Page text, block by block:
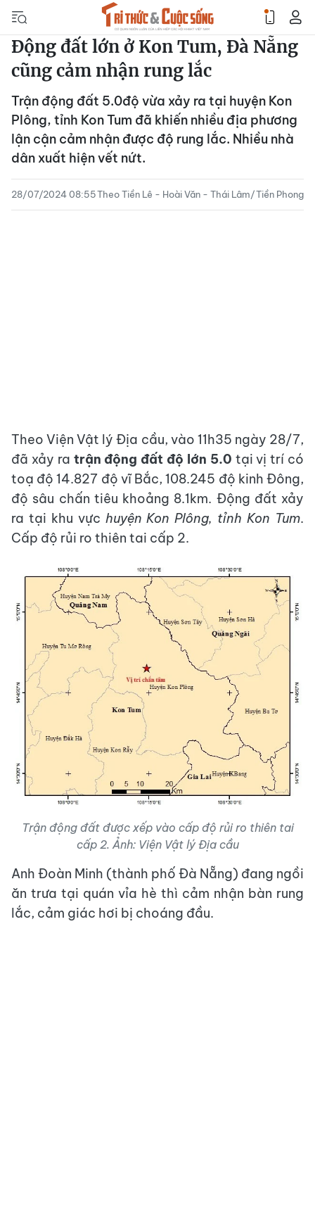
Động đất lớn ở Kon Tum, Đà Nẵng
cũng cảm nhận rung lắc
Trận động đất 5.0độ vừa xảy ra tại huyện Kon
Plông, tỉnh Kon Tum đã khiến nhiều địa phương
lận cận cảm nhận được độ rung lắc. Nhiều nhà
dân xuất hiện vết nứt.
28/07/2024 08:55Theo Tiền Lê - Hoài Văn - Thái Lâm/Tiền Phong
Theo Viện Vật lý Địa cầu, vào 11h35 ngày 28/7,
đã xảy ra trận động đất độ lớn 5.0 tại vị trí có
toạ độ 14.827 độ vĩ Bắc, 108.245 độ kinh Đông,
độ sâu chấn tiêu khoảng 8.1km. Động đất xảy
ra tại khu vực huyện Kon Plông, tỉnh Kon Tum.
Cấp độ rủi ro thiên tai cấp 2.
Trận động đất được xếp vào cấp độ rủi ro thiên tai
cấp 2. Ảnh: Viện Vật lý Địa cầu
Anh Đoàn Minh (thành phố Đà Nẵng) đang ngồi
ăn trưa tại quán vỉa hè thì cảm nhận bàn rung
lắc, cảm giác hơi bị choáng đầu.